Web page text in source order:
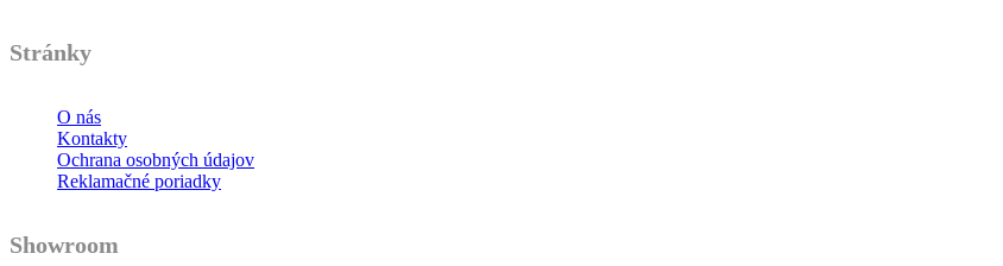
Stránky
O nás
Kontakty
Ochrana osobných údajov
Reklamačné poriadky
Showroom